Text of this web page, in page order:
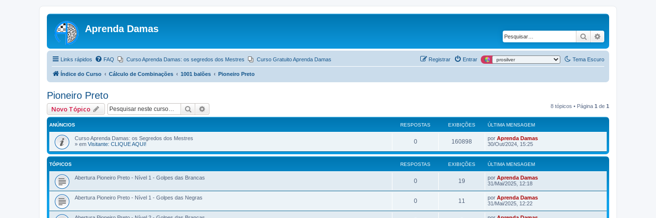
Aprenda Damas
Pesquisar
Links rápidos Tema Escuro
FAQ Curso Aprenda Damas: os segredos dos Mestres Curso Gratuito Aprenda Damas Entrar
Registrar
Índice do Curso Cálculo de Combinações 1001 balões Pioneiro Preto
Pioneiro Preto
Novo Tópico Pesquisar 8 tópicos • Página 1 de 1
ANÚNCIOS RESPOSTAS EXIBIÇÕES ÚLTIMA MENSAGEM
Curso Aprenda Damas: os Segredos dos Mestres
» em Visitante: CLIQUE AQUI! 0 160898 por Aprenda Damas
30/Out/2024, 15:25
TÓPICOS RESPOSTAS EXIBIÇÕES ÚLTIMA MENSAGEM
Abertura Pioneiro Preto - Nível 1 - Golpes das Brancas 0 19 por Aprenda Damas
31/Mai/2025, 12:18
Abertura Pioneiro Preto - Nível 1 - Golpes das Negras 0 11 por Aprenda Damas
31/Mai/2025, 12:22